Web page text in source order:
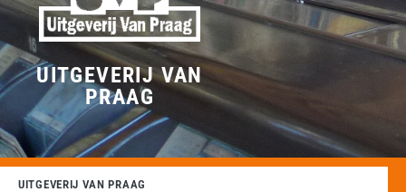
UITGEVERIJ VAN
PRAAG
UITGEVERIJ VAN PRAAG